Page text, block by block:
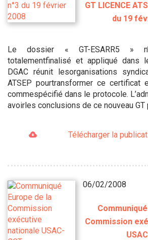
GT LICENCE
du 19
Le dossier « GT-ESARR5 »
totalementfinalisé et appliqué dans
DGAC réunit lesorganisations
ATSEP pourtransformer ce certificat
commespécifié dans le protocole.
avoirles conclusions de ce nouveau GT
Télécharger la
06/02/2008
Commission